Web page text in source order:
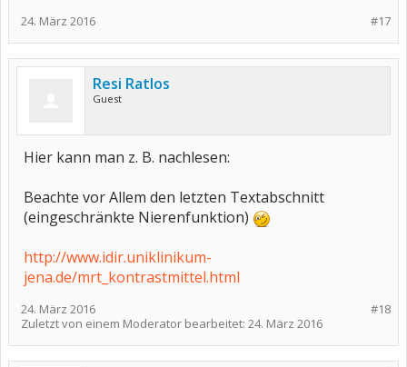
#17
24. März 2016
Resi Ratlos
Guest
Hier kann man z. B. nachlesen:
Beachte vor Allem den letzten Textabschnitt
(eingeschränkte Nierenfunktion)
http://www.idir.uniklinikum-
jena.de/mrt_kontrastmittel.html
#18
24. März 2016
Zuletzt von einem Moderator bearbeitet: 24. März 2016